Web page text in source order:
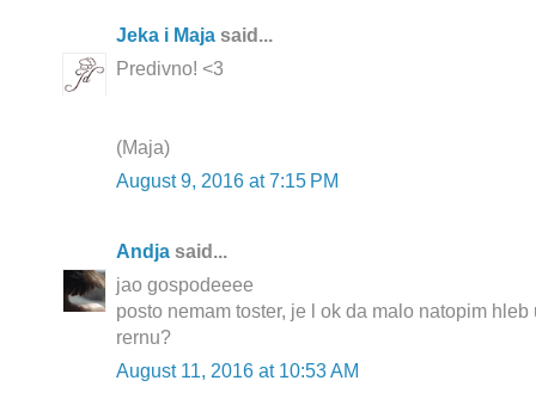
Jeka i Maja said...
Predivno! <3
(Maja)
August 9, 2016 at 7:15 PM
Andja said...
jao gospodeeee
posto nemam toster, je l ok da malo natopim
rernu?
August 11, 2016 at 10:53 AM